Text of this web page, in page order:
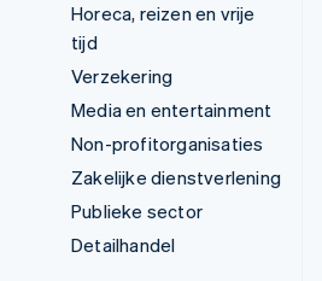
Horeca, reizen en vrije
tijd
Verzekering
Media en entertainment
Non-profitorganisaties
Zakelijke dienstverlening
Publieke sector
Detailhandel